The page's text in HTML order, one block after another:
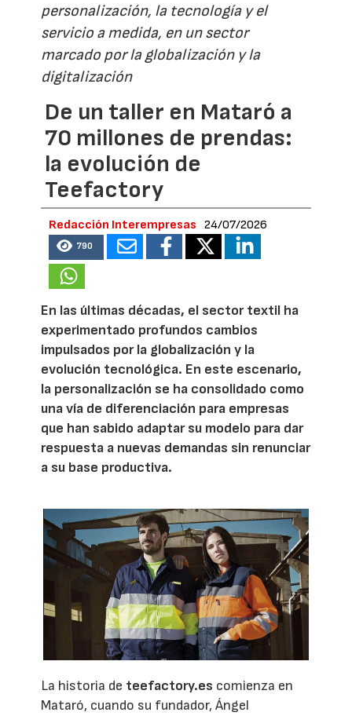
personalización, la tecnología y el
servicio a medida, en un sector
marcado por la globalización y la
digitalización
De un taller en Mataró a
70 millones de prendas:
la evolución de
Teefactory
Redacción Interempresas 24/07/2026
790
En las últimas décadas, el sector textil ha
experimentado profundos cambios
impulsados por la globalización y la
evolución tecnológica. En este escenario,
la personalización se ha consolidado como
una vía de diferenciación para empresas
que han sabido adaptar su modelo para dar
respuesta a nuevas demandas sin renunciar
a su base productiva.
La historia de teefactory.es comienza en
Mataró, cuando su fundador, Ángel